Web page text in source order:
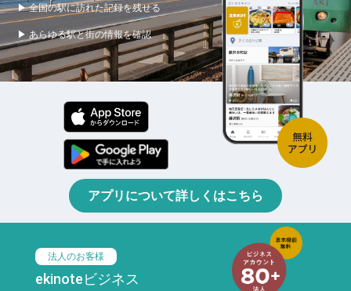
▶ 全国の駅に訪れた記録を残せる
▶ あらゆる駅と街の情報を確認
アプリについて詳しくはこちら
法人のお客様
ekinoteビジネス